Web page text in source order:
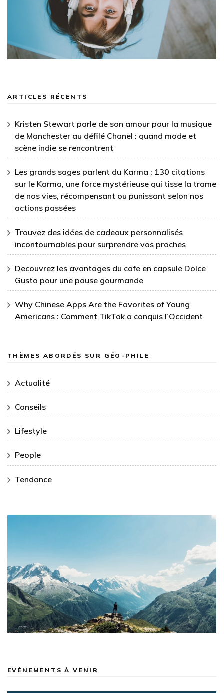
ARTICLES RÉCENTS
Kristen Stewart parle de son amour pour la musique
de Manchester au défilé Chanel : quand mode et
scène indie se rencontrent
Les grands sages parlent du Karma : 130 citations
sur le Karma, une force mystérieuse qui tisse la trame
de nos vies, récompensant ou punissant selon nos
actions passées
Trouvez des idées de cadeaux personnalisés
incontournables pour surprendre vos proches
Decouvrez les avantages du cafe en capsule Dolce
Gusto pour une pause gourmande
Why Chinese Apps Are the Favorites of Young
Americans : Comment TikTok a conquis l’Occident
THÈMES ABORDÉS SUR GÉO-PHILE
Actualité
Conseils
Lifestyle
People
Tendance
EVÈNEMENTS À VENIR